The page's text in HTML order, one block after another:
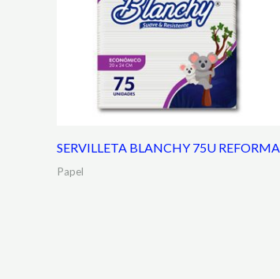
SERVILLETA BLANCHY 75U REFORMA
Papel